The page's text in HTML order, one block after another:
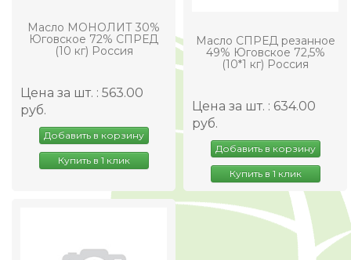
Масло МОНОЛИТ 30%
Юговское 72% СПРЕД
(10 кг) Россия
Цена за шт. : 563.00
руб.
Добавить в корзину
Купить в 1 клик
Масло СПРЕД резанное
49% Юговское 72,5%
(10*1 кг) Россия
Цена за шт. : 634.00
руб.
Добавить в корзину
Купить в 1 клик